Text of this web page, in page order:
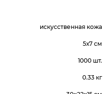
искусственная кожа
5х7 см
1000 шт.
0.33 кг